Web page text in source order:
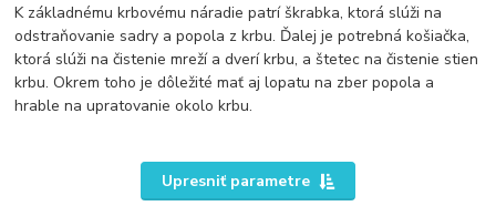
K základnému krbovému náradie patrí škrabka, ktorá slúži na
odstraňovanie sadry a popola z krbu. Ďalej je potrebná košiačka,
ktorá slúži na čistenie mreží a dverí krbu, a štetec na čistenie stien
krbu. Okrem toho je dôležité mať aj lopatu na zber popola a
hrable na upratovanie okolo krbu.
Upresniť parametre